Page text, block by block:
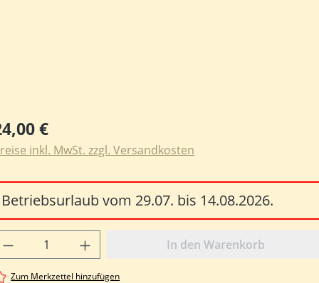
Preis:
€
inkl. MwSt. zzgl. Versandkosten
Betriebsurlaub vom 29.07. bis 14.08.2026.
Anzahl: Gib den gewünschten
In den Warenkorb
Zum Merkzettel hinzufügen